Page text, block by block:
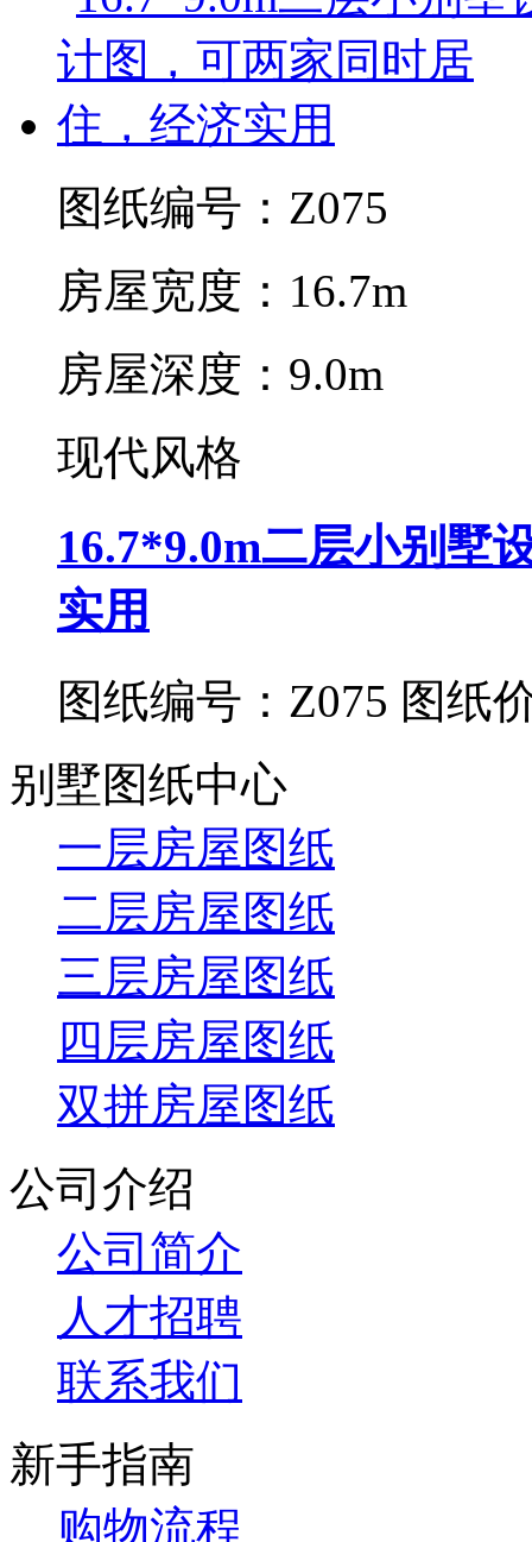
图纸编号：Z075
房屋宽度：16.7m
房屋深度：9.0m
现代风格
16.7*9.0m二层小别墅
实用
图纸编号：Z075 图纸
别墅图纸中心
一层房屋图纸
二层房屋图纸
三层房屋图纸
四层房屋图纸
双拼房屋图纸
公司介绍
公司简介
人才招聘
联系我们
新手指南
购物流程